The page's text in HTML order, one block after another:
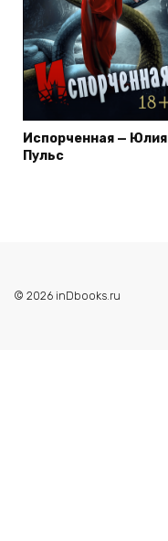
Испорченная — Юлия
Пульс
© 2026 inDbooks.ru